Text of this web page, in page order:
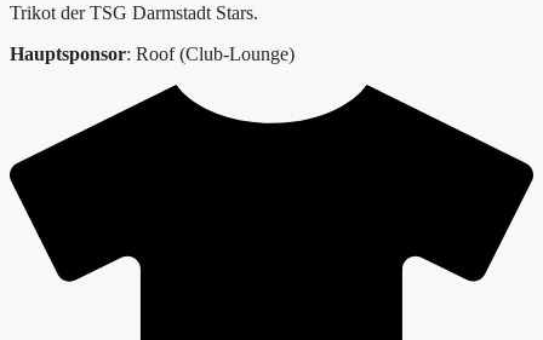
Trikot der TSG Darmstadt Stars.
Hauptsponsor: Roof (Club-Lounge)